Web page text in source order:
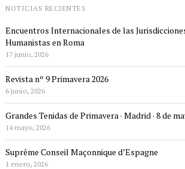
NOTICIAS RECIENTES
Encuentros Internacionales de las
Humanistas en Roma
17 junio, 2026
Revista nº 9 Primavera 2026
6 junio, 2026
Grandes Tenidas de Primavera · Madrid · 8 de
14 mayo, 2026
Suprême Conseil Maçonnique d’Espagne
1 enero, 2026